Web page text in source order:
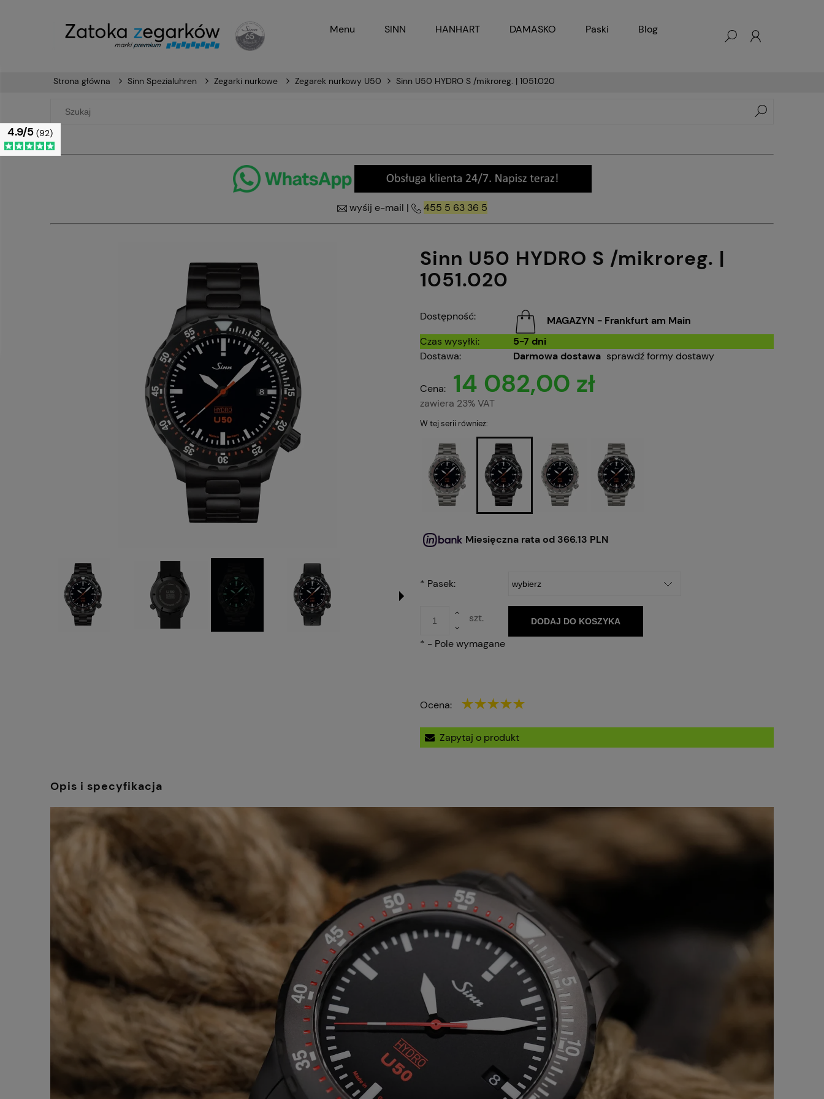
Menu SINN HANHART DAMASKO Paski Blog
Strona główna Sinn Spezialuhren Zegarki nurkowe Zegarek nurkowy U50 Sinn U50 HYDRO S /mikroreg. | 1051.020
wyśij e-mail | 455 5 63 36 5
Sinn U50 HYDRO S /mikroreg. |
1051.020
Dostępność:
MAGAZYN - Frankfurt am Main
Czas wysyłki:
5-7 dni
Dostawa:
Darmowa dostawa sprawdź formy dostawy
Cena: 14 082,00 zł
zawiera 23% VAT
W tej serii również:
Miesięczna rata od 366.13 PLN
* Pasek:
szt. DODAJ DO KOSZYKA
* - Pole wymagane
Ocena:
Zapytaj o produkt
Opis i specyfikacja
4.9/5 (92)